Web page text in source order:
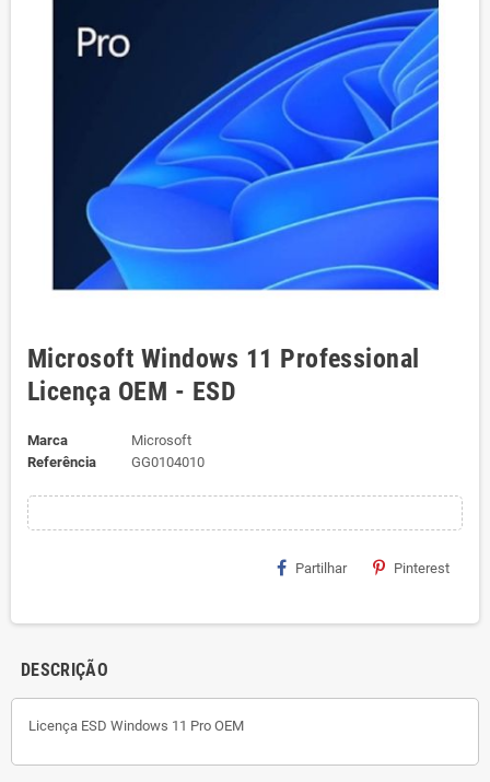
Microsoft Windows 11 Professional
Licença OEM - ESD
Marca
Microsoft
Referência
GG0104010
Partilhar Pinterest
DESCRIÇÃO
Licença ESD Windows 11 Pro OEM